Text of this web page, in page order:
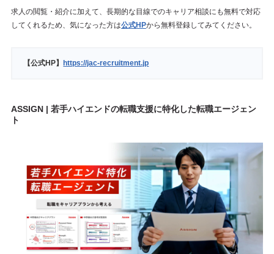
求人の閲覧・紹介に加えて、長期的な目線でのキャリア相談にも無料で対応
してくれるため、気になった方は公式HPから無料登録してみてください。
【公式HP】 https://jac-recruitment.jp
ASSIGN | 若手ハイエンドの転職支援に特化した転職エージェン
ト